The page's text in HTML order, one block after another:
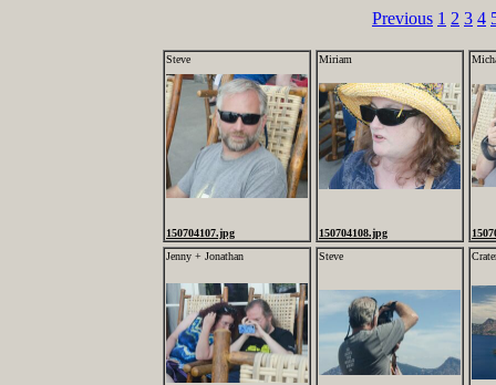
Previous 1 2 3 4
Steve
150704107.jpg
Miriam
150704108.jpg
Jenny + Jonathan
Steve